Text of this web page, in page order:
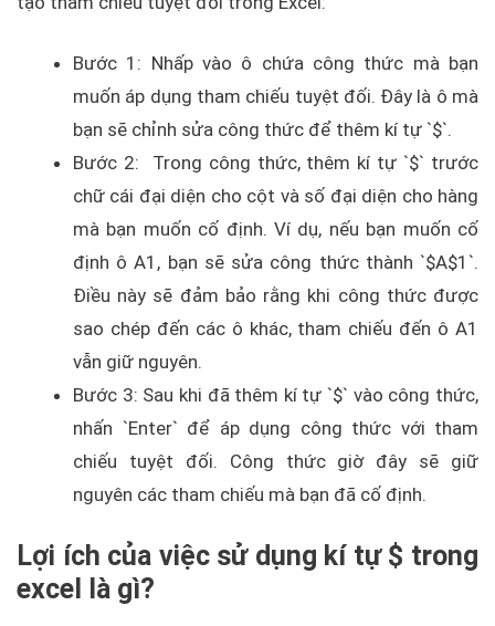
Bước 1: Nhấp vào ô chứa công thức mà bạn
muốn áp dụng tham chiếu tuyệt đối. Đây là ô mà
bạn sẽ chỉnh sửa công thức để thêm kí tự `$`.
Bước 2: Trong công thức, thêm kí tự `$` trước
chữ cái đại diện cho cột và số đại diện cho hàng
mà bạn muốn cố định. Ví dụ, nếu bạn muốn cố
định ô A1, bạn sẽ sửa công thức thành `$A$1`.
Điều này sẽ đảm bảo rằng khi công thức được
sao chép đến các ô khác, tham chiếu đến ô A1
vẫn giữ nguyên.
Bước 3: Sau khi đã thêm kí tự `$` vào công thức,
nhấn `Enter` để áp dụng công thức với tham
chiếu tuyệt đối. Công thức giờ đây sẽ giữ
nguyên các tham chiếu mà bạn đã cố định.
Lợi ích của việc sử dụng kí tự $ trong
excel là gì?